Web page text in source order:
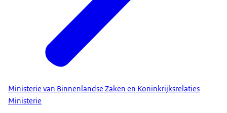
Ministerie van Binnenlandse Zaken en Koninkrijksrelaties
Ministerie